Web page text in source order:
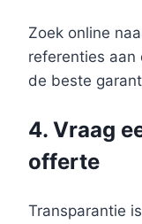
Zoek online
referenties aan
de beste
4. Vraag
offerte
Transparantie